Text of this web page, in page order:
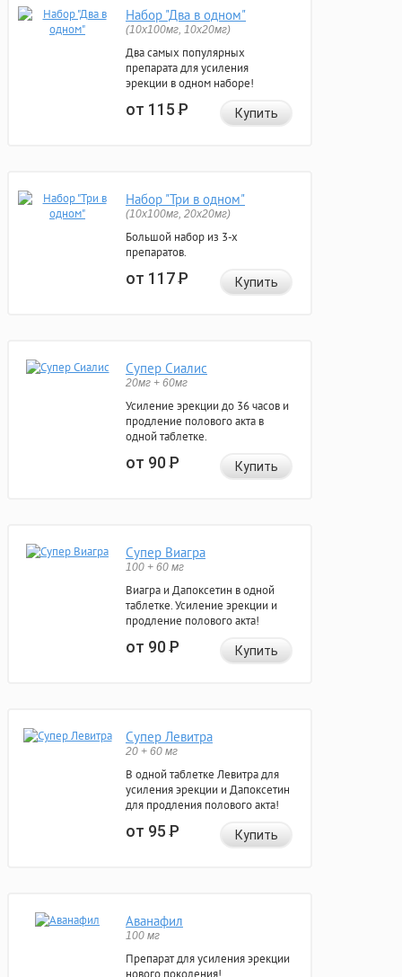
Набор "Два в одном"
(10x100мг, 10x20мг)
Два самых популярных
препарата для усиления
эрекции в одном наборе!
от 115Р Купить
Набор "Три в одном"
(10x100мг, 20x20мг)
Большой набор из 3-х
препаратов.
от 117Р Купить
Супер Сиалис
20мг + 60мг
Усиление эрекции до 36 часов и
продление полового акта в
одной таблетке.
от 90Р Купить
Супер Виагра
100 + 60 мг
Виагра и Дапоксетин в одной
таблетке. Усиление эрекции и
продление полового акта!
от 90Р Купить
Супер Левитра
20 + 60 мг
В одной таблетке Левитра для
усиления эрекции и Дапоксетин
для продления полового акта!
от 95Р Купить
Аванафил
100 мг
Препарат для усиления эрекции